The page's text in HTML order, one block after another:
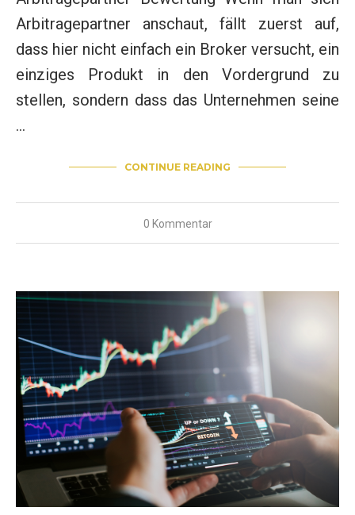
Arbitragepartner anschaut, fällt zuerst auf,
dass hier nicht einfach ein Broker versucht, ein
einziges Produkt in den Vordergrund zu
stellen, sondern dass das Unternehmen seine
…
CONTINUE READING
0 Kommentar